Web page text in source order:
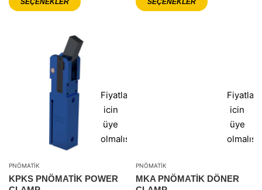
Fiyatlar
icin
üye
olmalısınız
PNÖMATIK
KPKS PNÖMATIK POWER
Fiyatlar
icin
üye
PNÖMATIK
MKA PNÖMATIK DÖNER